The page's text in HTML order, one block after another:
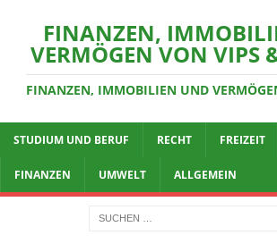
FINANZEN,
VERMÖGEN VON VIPS
FINANZEN, IMMOBILIEN UND
STUDIUM UND BERUF RECHT FREIZEIT
FINANZEN UMWELT ALLGEMEIN